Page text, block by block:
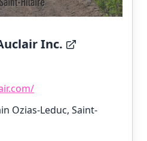
Inc.
Ozias-Leduc, Saint-